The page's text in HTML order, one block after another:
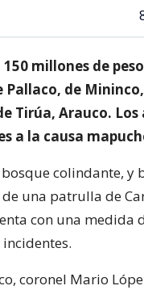
millones de
Pallaco, de
Tirúa, Arauco. Los
a la causa
colindante, y
una patrulla de
con una medida
coronel Mario